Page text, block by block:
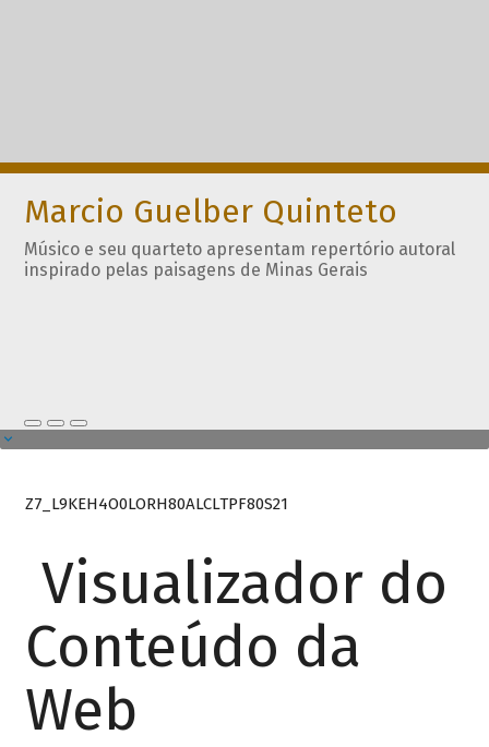
Marcio Guelber Quinteto
Músico e seu quarteto apresentam repertório autoral
inspirado pelas paisagens de Minas Gerais
Z7_L9KEH4O0LORH80ALCLTPF80S21
Visualizador do
Conteúdo da
Web